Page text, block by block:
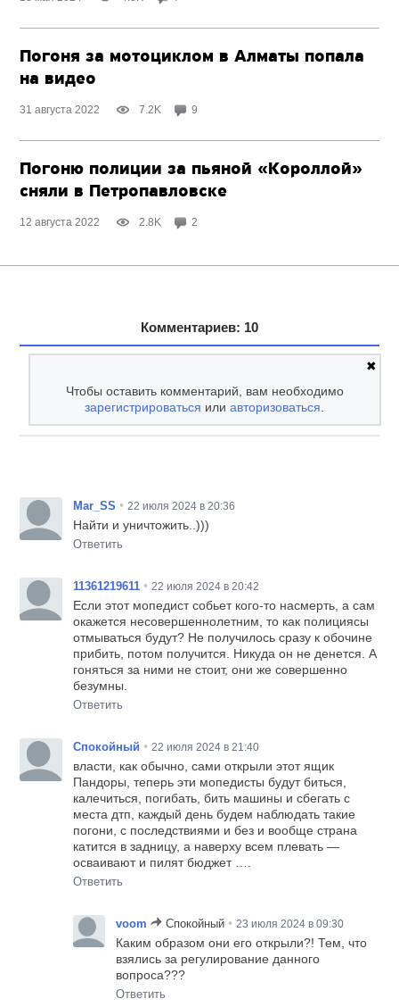
Погоня за мотоциклом в Алматы попала
на видео
31 августа 2022 7.2K 9
Погоню полиции за пьяной «Короллой»
сняли в Петропавловске
12 августа 2022 2.8K 2
Комментариев: 10
✖
Чтобы оставить комментарий, вам необходимо
зарегистрироваться илиавторизоваться
Mar_SS • 22 июля 2024 в 20:36
Найти и уничтожить..)))
Ответить
11361219611 • 22 июля 2024 в 20:42
Если этот мопедист собьет кого-то насмерть, а сам
окажется несовершеннолетним, то как полициясы
отмываться будут? Не получилось сразу к обочине
прибить, потом получится. Никуда он не денется. А
гоняться за ними не стоит, они же совершенно
безумны.
Ответить
Спокойный • 22 июля 2024 в 21:40
власти, как обычно, сами открыли этот ящик
Пандоры, теперь эти мопедисты будут биться,
калечиться, погибать, бить машины и сбегать с
места дтп, каждый день будем наблюдать такие
погони, с последствиями и без и вообще страна
катится в задницу, а наверху всем плевать —
осваивают и пилят бюджет ….
Ответить
voom Спокойный • 23 июля 2024 в 09:30
Каким образом они его открыли?! Тем, что
взялись за регулирование данного
вопроса???
Ответить